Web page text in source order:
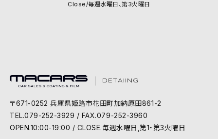
Close/毎週水曜日、第3火曜日
DETAIING
〒671-0252 兵庫県姫路市花田町加納原田861-2
TEL.079-252-3929 / FAX.079-252-3960
OPEN.10:00-19:00 / CLOSE.毎週水曜日,第1・第3火曜日